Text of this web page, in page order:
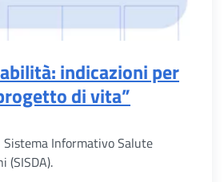
indicazioni per
di vita”
Informativo Salute
(SISDA).